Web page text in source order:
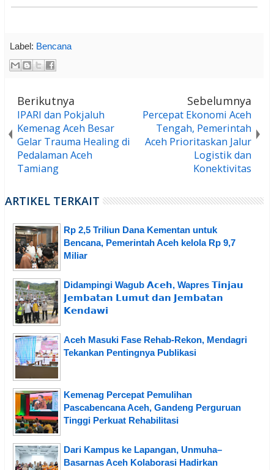
Label: Bencana
Berikutnya
IPARI dan Pokjaluh
Kemenag Aceh Besar
Gelar Trauma Healing di
Pedalaman Aceh
Tamiang
Sebelumnya
Percepat Ekonomi Aceh
Tengah, Pemerintah
Aceh Prioritaskan Jalur
Logistik dan
Konektivitas
ARTIKEL TERKAIT
Rp 2,5 Triliun Dana Kementan untuk
Bencana, Pemerintah Aceh kelola Rp 9,7
Miliar
Didampingi Wagub 𝗔𝗰𝗲𝗵, Wapres 𝗧𝗶𝗻𝗷𝗮𝘂
𝗝𝗲𝗺𝗯𝗮𝘁𝗮𝗻 𝗟𝘂𝗺𝘂𝘁 𝗱𝗮𝗻 𝗝𝗲𝗺𝗯𝗮𝘁𝗮𝗻
𝗞𝗲𝗻𝗱𝗮𝘄𝗶
Aceh Masuki Fase Rehab-Rekon, Mendagri
Tekankan Pentingnya Publikasi
Kemenag Percepat Pemulihan
Pascabencana Aceh, Gandeng Perguruan
Tinggi Perkuat Rehabilitasi
Dari Kampus ke Lapangan, Unmuha–
Basarnas Aceh Kolaborasi Hadirkan